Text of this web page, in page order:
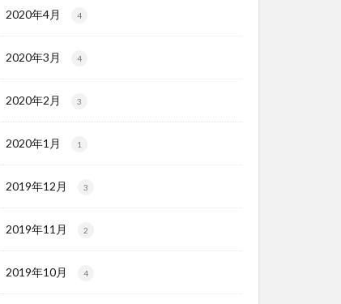
2020年4月 4
2020年3月 4
2020年2月 3
2020年1月 1
2019年12月 3
2019年11月 2
2019年10月 4